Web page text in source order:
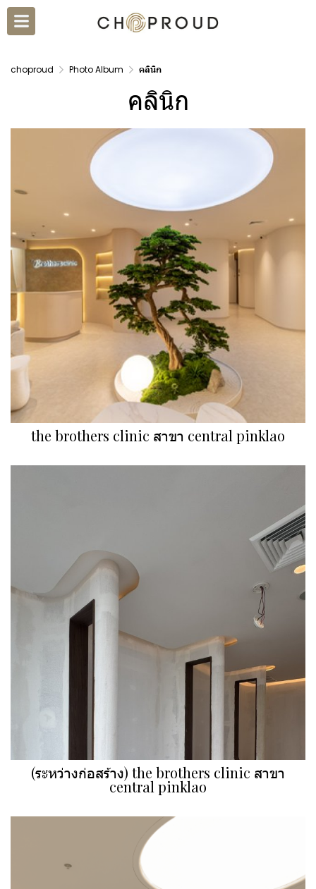
choproud Photo Album คลินิก
คลินิก
the brothers clinic สาขา central pinklao
(ระหว่างก่อสร้าง) the brothers clinic สาขา
central pinklao